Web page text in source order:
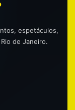
espetáculos,
de Janeiro.